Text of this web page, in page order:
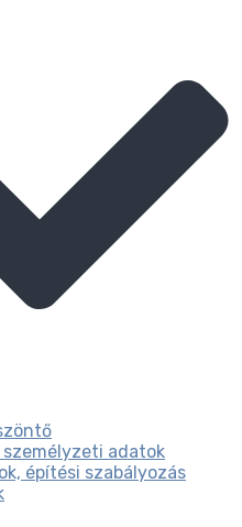
adatok
építési szabályozás